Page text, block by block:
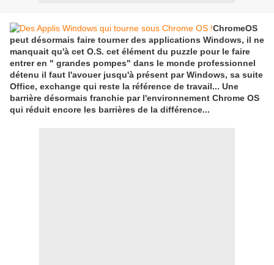
ChromeOS
peut désormais faire tourner des applications Windows, il ne
manquait qu'à cet O.S. cet élément du puzzle pour le faire
entrer en " grandes pompes" dans le monde professionnel
détenu il faut l'avouer jusqu'à présent par Windows, sa suite
Office, exchange qui reste la référence de travail... Une
barrière désormais franchie par l'environnement Chrome OS
qui réduit encore les barrières de la différence...